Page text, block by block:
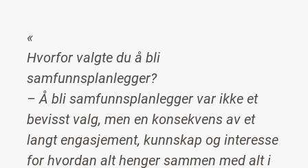
«​
Hvorfor valgte du å bli
samfunnsplanlegger?
– Å bli samfunnsplanlegger var ikke et
bevisst valg, men en konsekvens av et
langt engasjement, kunnskap og interesse
for hvordan alt henger sammen med alt i